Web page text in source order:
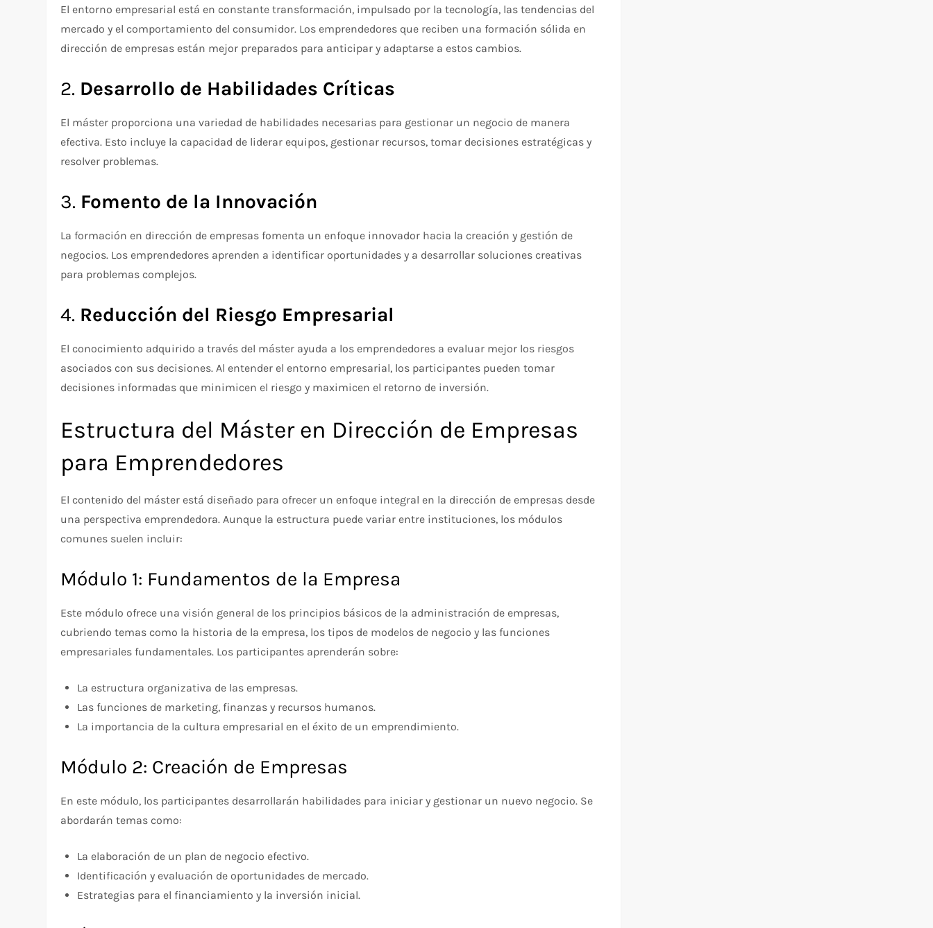
El entorno empresarial está en constante transformación, impulsado por la tecnología, las tendencias del
mercado y el comportamiento del consumidor. Los emprendedores que reciben una formación sólida en
dirección de empresas están mejor preparados para anticipar y adaptarse a estos cambios.
2. Desarrollo de Habilidades Críticas
El máster proporciona una variedad de habilidades necesarias para gestionar un negocio de manera
efectiva. Esto incluye la capacidad de liderar equipos, gestionar recursos, tomar decisiones estratégicas y
resolver problemas.
3. Fomento de la Innovación
La formación en dirección de empresas fomenta un enfoque innovador hacia la creación y gestión de
negocios. Los emprendedores aprenden a identificar oportunidades y a desarrollar soluciones creativas
para problemas complejos.
4. Reducción del Riesgo Empresarial
El conocimiento adquirido a través del máster ayuda a los emprendedores a evaluar mejor los riesgos
asociados con sus decisiones. Al entender el entorno empresarial, los participantes pueden tomar
decisiones informadas que minimicen el riesgo y maximicen el retorno de inversión.
Estructura del Máster en Dirección de Empresas
para Emprendedores
El contenido del máster está diseñado para ofrecer un enfoque integral en la dirección de empresas desde
una perspectiva emprendedora. Aunque la estructura puede variar entre instituciones, los módulos
comunes suelen incluir:
Módulo 1: Fundamentos de la Empresa
Este módulo ofrece una visión general de los principios básicos de la administración de empresas,
cubriendo temas como la historia de la empresa, los tipos de modelos de negocio y las funciones
empresariales fundamentales. Los participantes aprenderán sobre:
La estructura organizativa de las empresas.
Las funciones de marketing, finanzas y recursos humanos.
La importancia de la cultura empresarial en el éxito de un emprendimiento.
Módulo 2: Creación de Empresas
En este módulo, los participantes desarrollarán habilidades para iniciar y gestionar un nuevo negocio. Se
abordarán temas como:
La elaboración de un plan de negocio efectivo.
Identificación y evaluación de oportunidades de mercado.
Estrategias para el financiamiento y la inversión inicial.